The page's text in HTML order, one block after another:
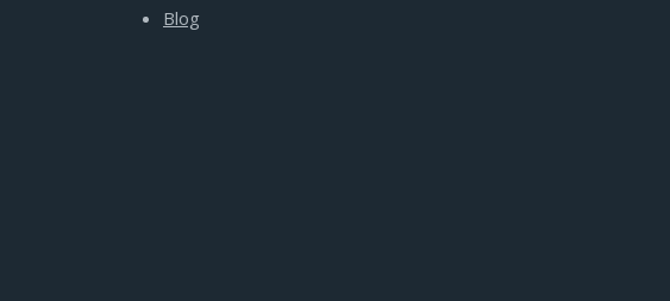
Blog